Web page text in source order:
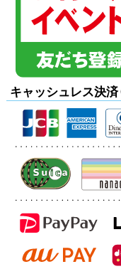
キャッシュレス決済